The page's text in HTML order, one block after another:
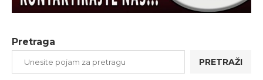
Pretraga
PRETRAŽI